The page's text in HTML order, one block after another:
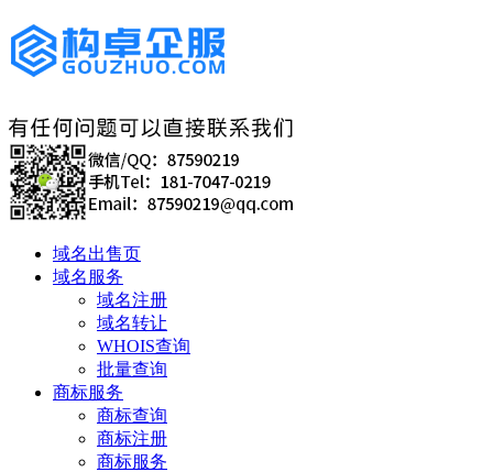
域名出售页
域名服务
域名注册
域名转让
WHOIS查询
批量查询
商标服务
商标查询
商标注册
商标服务